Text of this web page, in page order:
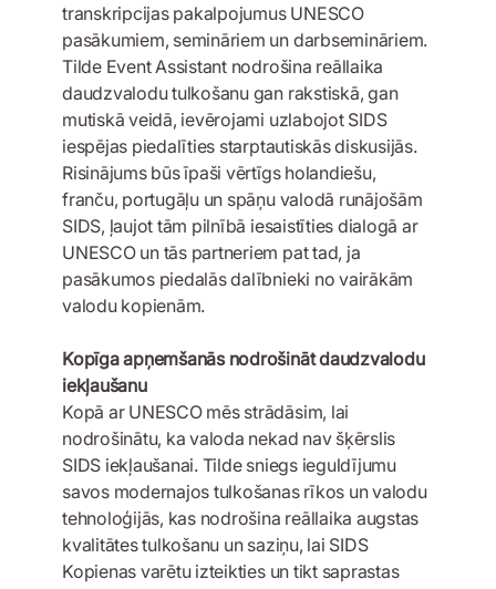
transkripcijas pakalpojumus UNESCO
pasākumiem, semināriem un darbsemināriem.
Tilde Event Assistant nodrošina reāllaika
daudzvalodu tulkošanu gan rakstiskā, gan
mutiskā veidā, ievērojami uzlabojot SIDS
iespējas piedalīties starptautiskās diskusijās.
Risinājums būs īpaši vērtīgs holandiešu,
franču, portugāļu un spāņu valodā runājošām
SIDS, ļaujot tām pilnībā iesaistīties dialogā ar
UNESCO un tās partneriem pat tad, ja
pasākumos piedalās dalībnieki no vairākām
valodu kopienām.
Kopīga apņemšanās nodrošināt daudzvalodu
iekļaušanu
Kopā ar UNESCO mēs strādāsim, lai
nodrošinātu, ka valoda nekad nav šķērslis
SIDS iekļaušanai. Tilde sniegs ieguldījumu
savos modernajos tulkošanas rīkos un valodu
tehnoloģijās, kas nodrošina reāllaika augstas
kvalitātes tulkošanu un saziņu, lai SIDS
Kopienas varētu izteikties un tikt saprastas